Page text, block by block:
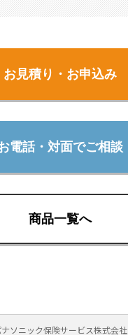
お見積り・お申込み
電話・対面でご相談
商品一覧へ
ナソニック保険サービス株式会社